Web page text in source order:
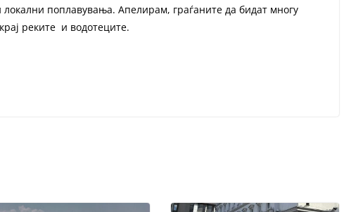
поплавувања. Апелирам, граѓаните да бидат многу
реките и водотеците.